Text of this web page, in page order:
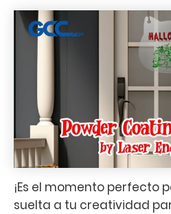
¡Es el momento perfecto
suelta a tu creatividad